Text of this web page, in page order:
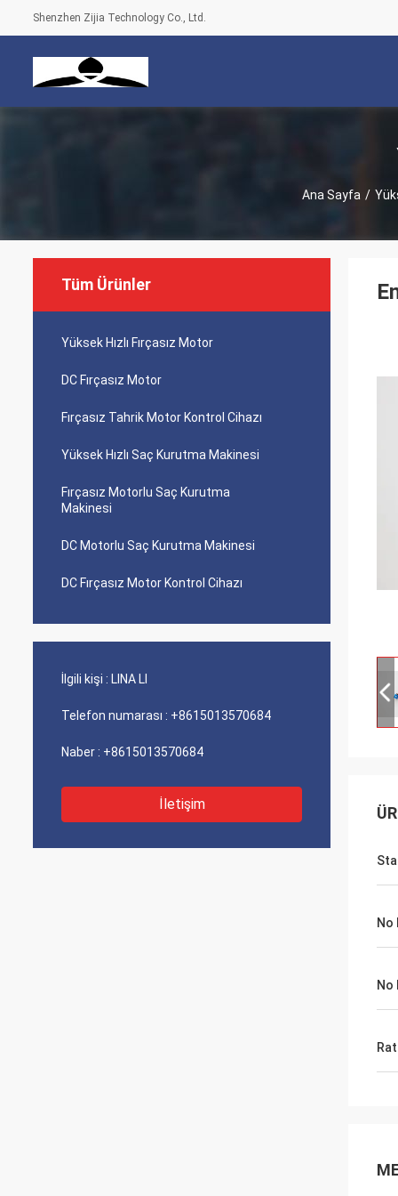
Shenzhen Zijia Technology Co., Ltd.
Ana Sayfa /
Tüm Ürünler
Yüksek Hızlı Fırçasız Motor
DC Fırçasız Motor
Fırçasız Tahrik Motor Kontrol Cihazı
Yüksek Hızlı Saç Kurutma Makinesi
Fırçasız Motorlu Saç Kurutma
Makinesi
DC Motorlu Saç Kurutma Makinesi
DC Fırçasız Motor Kontrol Cihazı
İlgili kişi : LINA LI
Telefon numarası : +8615013570684
Naber : +8615013570684
İletişim
No
No